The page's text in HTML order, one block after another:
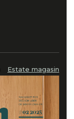
Estate magasin